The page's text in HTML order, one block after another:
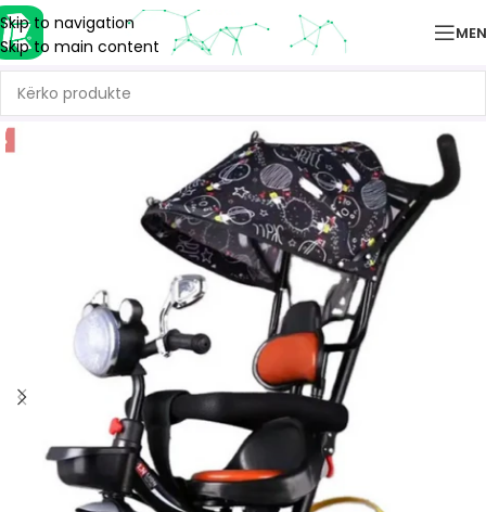
Skip to navigation
Skip to main content